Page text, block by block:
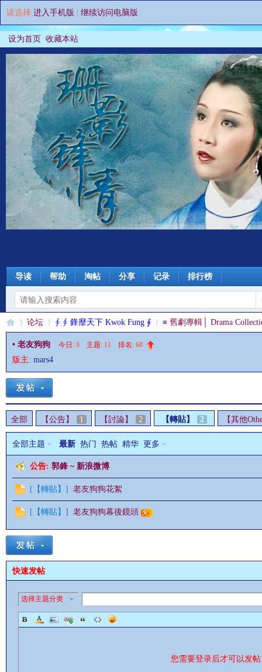
请选择 进入手机版 继续访问电脑版
设为首页 收藏本站
导读 帮助 淘帖 分享 记录 排行榜
§ »
论坛
›
∮ ∮ 鋒靡天下 Kwok Fung ∮
›
≡ 舊劇專輯│ Drama
• 老友狗狗 今日: 0 主题: 11 排名: 68
版主: mars4
全部 【公告】 1 【討論】 2 【轉貼】 2 【其他
全部主题 最新 热门 热帖 精华 更多
公告: 郭鋒 ~ 新浪微博
[ 【轉貼】 ] 老友狗狗花絮
[ 【轉貼】 ] 老友狗狗幕後鏡頭
快速发帖
选择主题分类
您需要登录后才可以发